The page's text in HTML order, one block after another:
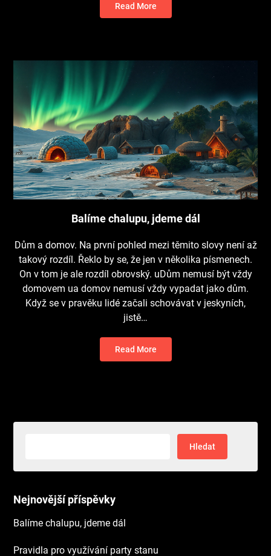
Read More
Balíme chalupu, jdeme dál
Dům a domov. Na první pohled mezi těmito slovy není až
takový rozdíl. Řeklo by se, že jen v několika písmenech.
On v tom je ale rozdíl obrovský. uDům nemusí být vždy
domovem ua domov nemusí vždy vypadat jako dům.
Když se v pravěku lidé začali schovávat v jeskyních,
jistě…
Read More
Nejnovější příspěvky
Balíme chalupu, jdeme dál
Pravidla pro využívání party stanu